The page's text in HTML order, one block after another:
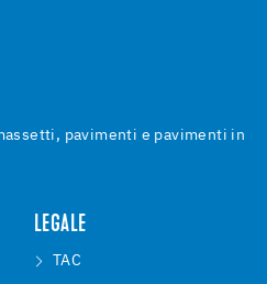
pavimenti e pavimenti in
LEGALE
TAC